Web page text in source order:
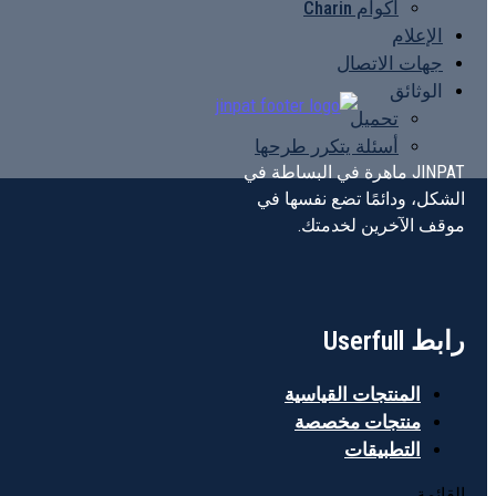
أكوام Charin
الإعلام
جهات الاتصال
الوثائق
تحميل
أسئلة يتكرر طرحها
JINPAT ماهرة في البساطة في
الشكل، ودائمًا تضع نفسها في
موقف الآخرين لخدمتك.
رابط Userfull
المنتجات القياسية
منتجات مخصصة
التطبيقات